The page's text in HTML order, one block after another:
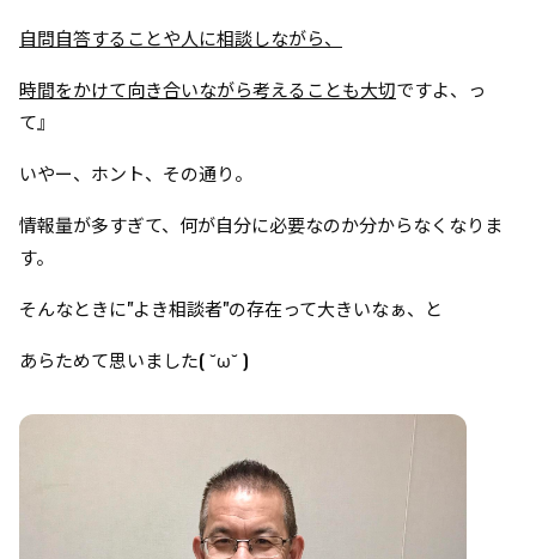
自問自答することや人に相談しながら、
時間をかけて向き合いながら考えることも大切ですよ、っ
て』
いやー、ホント、その通り。
情報量が多すぎて、何が自分に必要なのか分からなくなりま
す。
そんなときに"よき相談者"の存在って大きいなぁ、と
あらためて思いました( ˘ω˘ )